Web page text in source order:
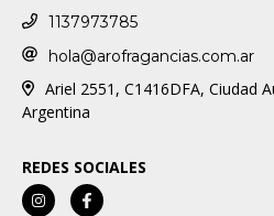
1137973785
hola@arofragancias.com.ar
Ariel 2551, C1416DFA, Ciudad
Argentina
REDES SOCIALES